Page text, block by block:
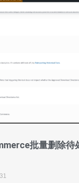
批量删除待